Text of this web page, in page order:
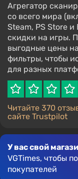
Агрегатор
со всего мира
Steam, PS Store
скидки на игры.
выгодные цены
фильтры, чтобы
для разных
Читайте 370
сайте Trustpilot
У вас свой
VGTimes, чтобы
покупателей